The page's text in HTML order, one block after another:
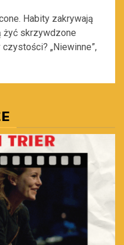
Habity zakrywają
żyć skrzywdzone
„Niewinne”,